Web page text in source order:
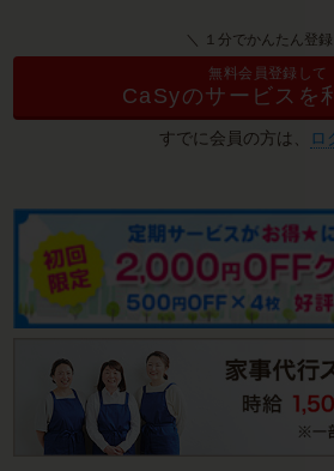
＼ １分でかんたん登録
無料会員登録して
CaSyのサービスを
すでに会員の方は、 ロ